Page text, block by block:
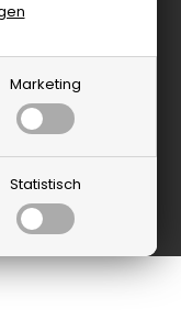
Marketing
Statistisch